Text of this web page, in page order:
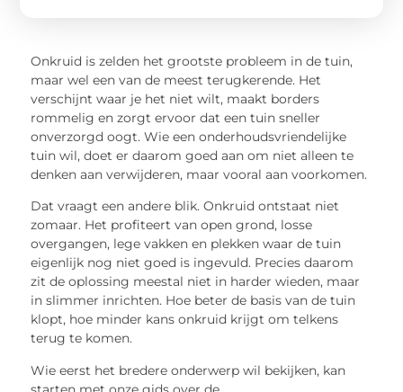
Onkruid is zelden het grootste probleem in de tuin,
maar wel een van de meest terugkerende. Het
verschijnt waar je het niet wilt, maakt borders
rommelig en zorgt ervoor dat een tuin sneller
onverzorgd oogt. Wie een onderhoudsvriendelijke
tuin wil, doet er daarom goed aan om niet alleen te
denken aan verwijderen, maar vooral aan voorkomen.
Dat vraagt een andere blik. Onkruid ontstaat niet
zomaar. Het profiteert van open grond, losse
overgangen, lege vakken en plekken waar de tuin
eigenlijk nog niet goed is ingevuld. Precies daarom
zit de oplossing meestal niet in harder wieden, maar
in slimmer inrichten. Hoe beter de basis van de tuin
klopt, hoe minder kans onkruid krijgt om telkens
terug te komen.
Wie eerst het bredere onderwerp wil bekijken, kan